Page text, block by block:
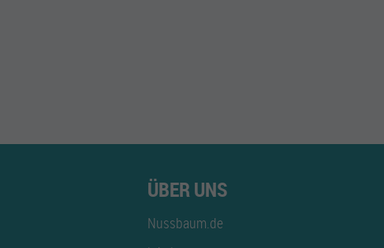
ÜBER UNS
Nussbaum.de